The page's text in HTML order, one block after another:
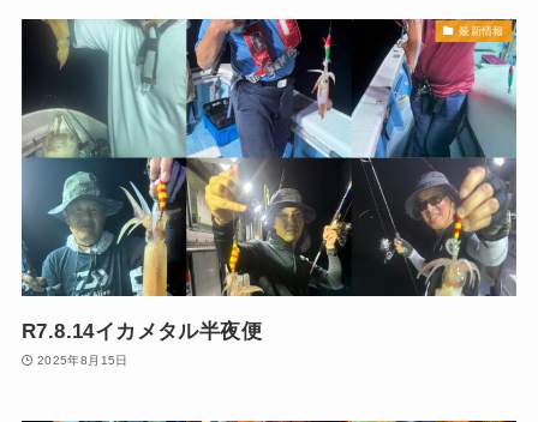
最新情報
R7.8.14イカメタル半夜便
2025年8月15日